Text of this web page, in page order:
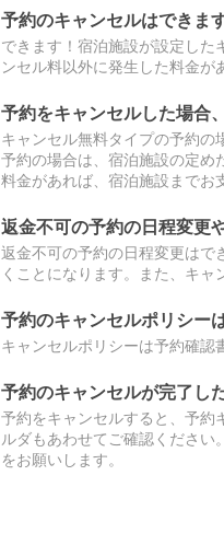
予約のキャンセルはできま
できます！宿泊施設が設定した
ンセル料以外に発生した料金が
予約をキャンセルした場合
キャンセル無料タイプの予約の
予約の場合は、宿泊施設の定め
料金があれば、宿泊施設までお
返金不可の予約の日程変更
返金不可の予約の日程変更はで
くことになります。また、キャ
予約のキャンセルポリシー
キャンセルポリシーは予約確認
予約のキャンセルが完了し
予約をキャンセルすると、予約
ルダもあわせてご確認くださ
をお願いします。